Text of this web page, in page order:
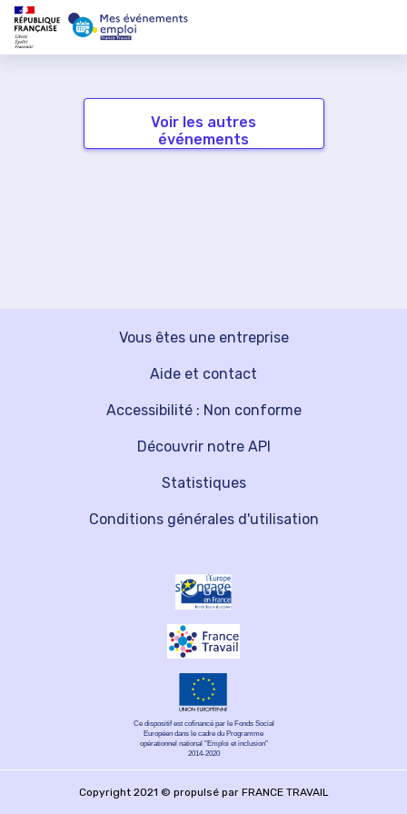
Voir les autres
événements
Vous êtes une entreprise
Découvrir notre API
Aide et contact
Statistiques
Accessibilité : Non conforme
Conditions générales d'utilisation
Ce dispositif est cofinancé par le Fonds Social
Européen dans le cadre du Programme
opérationnel national "Emploi et inclusion"
2014-2020
Copyright 2021 © propulsé par FRANCE TRAVAIL